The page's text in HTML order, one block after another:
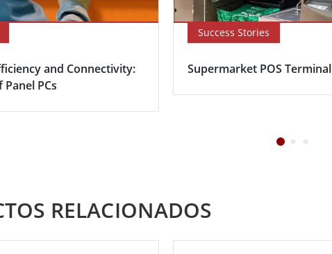
and Connectivity:
PCs
Success Stories
Supermarket POS Terminal
RELACIONADOS